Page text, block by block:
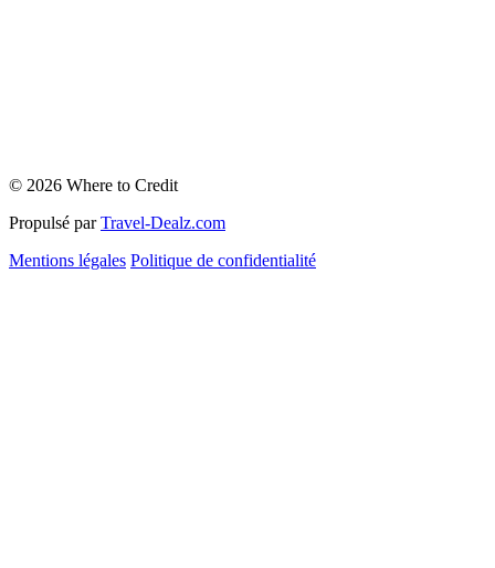
© 2026 Where to Credit
Propulsé par Travel-Dealz.com
Mentions légales Politique de confidentialité